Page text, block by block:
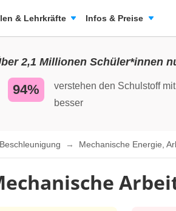
& Lehrkräfte Infos & Preise
2,1 Millionen Schüler*innen
94%
verstehen den Schulstoff
besser
Mechanische Energie,